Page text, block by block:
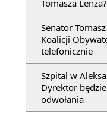
Tomasza Lenza?
Senator
Koalicji
telefonicznie
Szpital w
Dyrektor
odwołania